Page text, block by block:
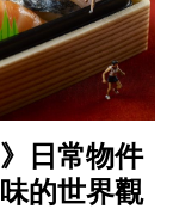
日常物件
的世界觀